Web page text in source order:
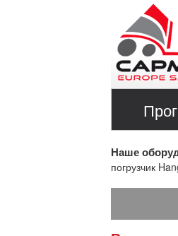
Наше
погрузчик